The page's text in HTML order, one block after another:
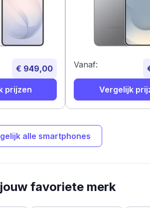
€ 949,00
prijzen
Vanaf:
Vergelijk
alle smartphones
favoriete merk